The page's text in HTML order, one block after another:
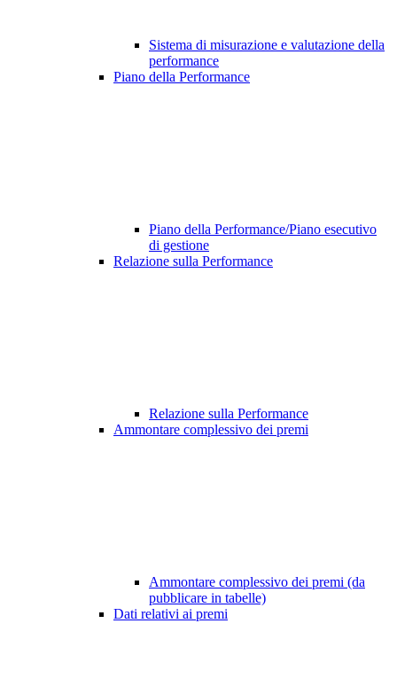
Sistema di misurazione e valutazione della
performance
Piano della Performance
Piano della Performance/Piano esecutivo
di gestione
Relazione sulla Performance
Relazione sulla Performance
Ammontare complessivo dei premi
Ammontare complessivo dei premi (da
pubblicare in tabelle)
Dati relativi ai premi